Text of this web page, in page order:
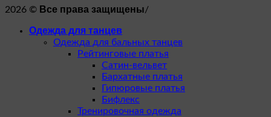
2026 © Все права защищены/
Одежда для танцев
Одежда для бальных танцев
Рейтинговые платья
Сатин-вельвет
Бархатные платья
Гипюровые платья
Бифлекс
Тренировочная одежда